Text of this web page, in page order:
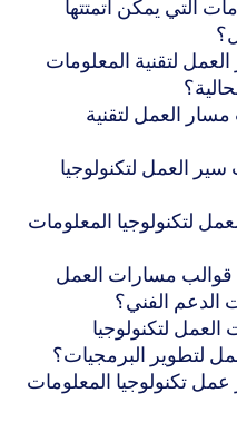
التي يمكن أتمتتها
لتقنية المعلومات
العمل لتقنية
العمل لتكنولوجيا
لتكنولوجيا المعلومات
قوالب مسارات العمل
الدعم الفني؟
لتكنولوجيا
لتطوير البرمجيات؟
تكنولوجيا المعلومات